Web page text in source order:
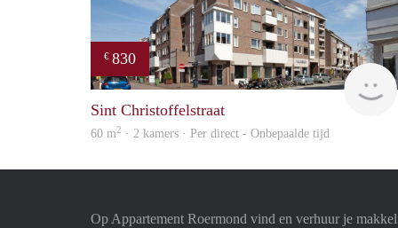
€ 830
Sint Christoffelstraat
60 m2 · 2 kamers · Per direct - Onbepaalde tijd
Op Appartement Roermond vind en verhuur je